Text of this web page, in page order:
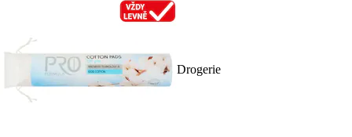
Drogerie